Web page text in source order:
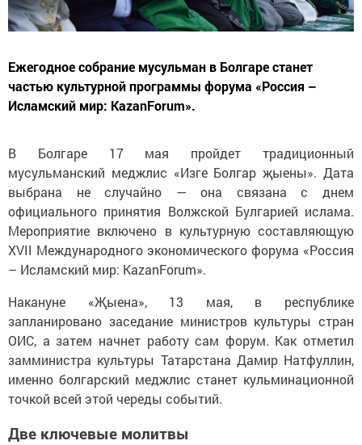
Ежегодное собрание мусульман в Болгаре станет
частью культурной программы форума «Россия –
Исламский мир: KazanForum».
В Болгаре 17 мая пройдет традиционный
мусульманский меджлис «Изге Болгар җыены». Дата
выбрана не случайно — она связана с днем
официального принятия Волжской Булгарией ислама.
Мероприятие включено в культурную составляющую
XVII Международного экономического форума «Россия
– Исламский мир: KazanForum».
Накануне «Җыена», 13 мая, в республике
запланировано заседание министров культуры стран
ОИС, а затем начнет работу сам форум. Как отметил
замминистра культуры Татарстана Дамир Натфуллин,
именно болгарский меджлис станет кульминационной
точкой всей этой череды событий.
Две ключевые молитвы